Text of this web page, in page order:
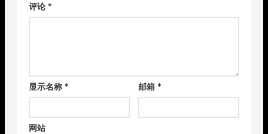
评论 *
显示名称 * 邮箱*
网站